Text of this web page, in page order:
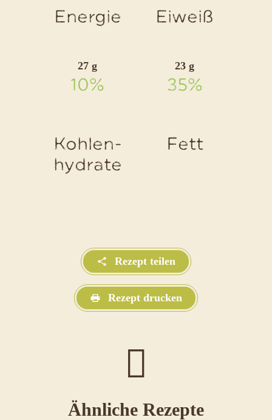
Energie Eiweiß
27 g
10%
Kohlen-
hydrate
23 g
35%
Fett
Rezept teilen
Rezept drucken
Ähnliche Rezepte